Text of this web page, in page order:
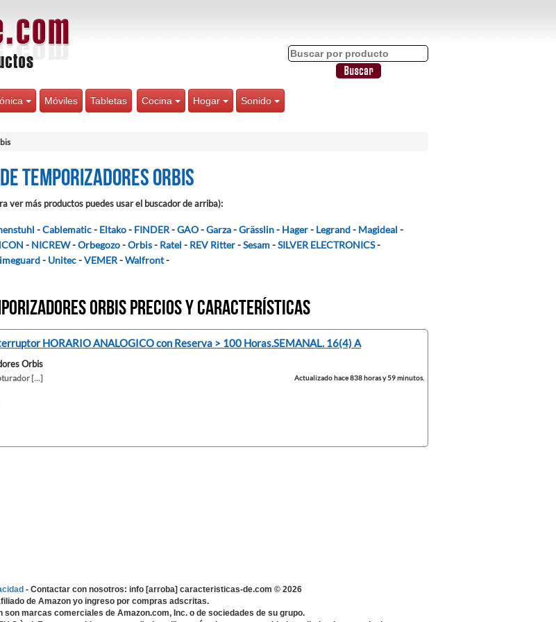
Móviles Tabletas Cocina Hogar Sonido
Temporizadores Orbis
ver más productos puedes usar el buscador de arriba):
-Cablematic- Eltako- FINDER-GAO-Garza-Grässlin- Hager- Legrand- Magideal -
- NICREW-Orbegozo-Orbis- Ratel - REV Ritter-Sesam-SILVER ELECTRONICS-
- Unitec-VEMER-Walfront-
Orbis precios y características
HORARIO ANALOGICO con Reserva > 100 Horas.SEMANAL. 16(4) A
Orbis
[...] Actualizado hace 838 horas y 59 minutos.
- Contactar con nosotros: info [arroba] caracteristicas-de.com © 2026
de Amazon yo ingreso por compras adscritas.
son marcas comerciales de Amazon.com, Inc. o de sociedades de su grupo.